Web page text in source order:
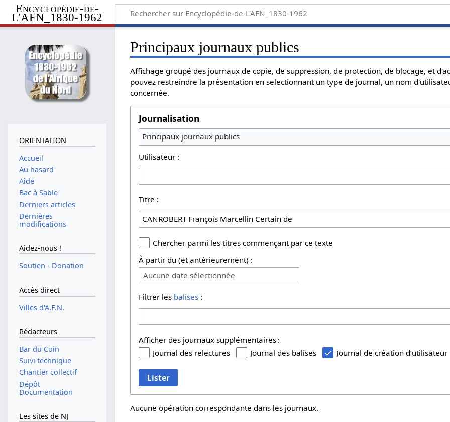
Encyclopédie-de-
L'AFN_1830-1962
Principaux journaux publics
Affichage groupé des journaux de copie, de suppression, de protection, de blocage, et
pouvez restreindre la présentation en selectionnant un type de journal, un nom
concernée.
Journalisation
Principaux journaux publics
Utilisateur :
Titre :
Chercher parmi les titres commençant par ce texte
À partir du (et antérieurement) :
Aucune date sélectionnée
Filtrer les balises :
Afficher des journaux supplémentaires :
Journal des relectures
Journal des balises Journal de création d’utilisateur
Lister
Aucune opération correspondante dans les journaux.
ORIENTATION
Accueil
Au hasard
Aide
Bac à Sable
Derniers articles
Dernières
modifications
Aidez-nous !
Soutien - Donation
Accès direct
Villes d'A.F.N.
Rédacteurs
Bar du Coin
Suivi technique
Chantier collectif
Dépôt
Documentation
Les sites de NJ